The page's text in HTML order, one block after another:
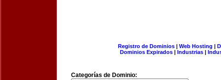
Registro de Dominios| Web Hosting |
Dominios Expirados | Industrias |
Categorías de Dominio: